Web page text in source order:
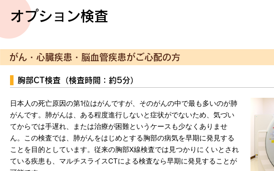
オプション検査
がん・心臓疾患・脳血管疾患がご心配の方
胸部CT検査（検査時間：約5分）
日本人の死亡原因の第1位はがんですが、そのがんの中で最も多いのが肺
がんです。肺がんは、ある程度進行しないと症状がでないため、気づい
てからでは手遅れ、または治療が困難というケースも少なくありませ
ん。この検査では、肺がんをはじめとする胸部の病気を早期に発見する
ことを目的としています。従来の胸部X線検査では見つかりにくいとされ
ている疾患も、マルチスライスCTによる検査なら早期に発見することが